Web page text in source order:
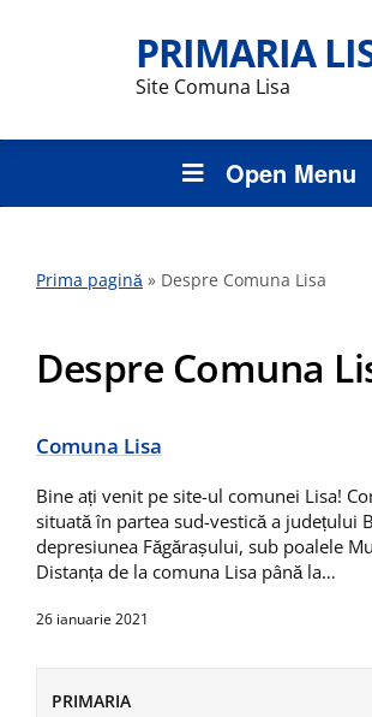
PRIMARIA
Site Comuna Lisa
Open Menu
Prima pagină » Despre Comuna Lisa
PRIMARIA
Despre Comuna
Comuna Lisa
Bine ați venit pe site-ul comunei Lisa!
situată în partea sud-vestică a județului
depresiunea Făgărașului, sub poalele
Distanța de la comuna Lisa până la…
26 ianuarie 2021